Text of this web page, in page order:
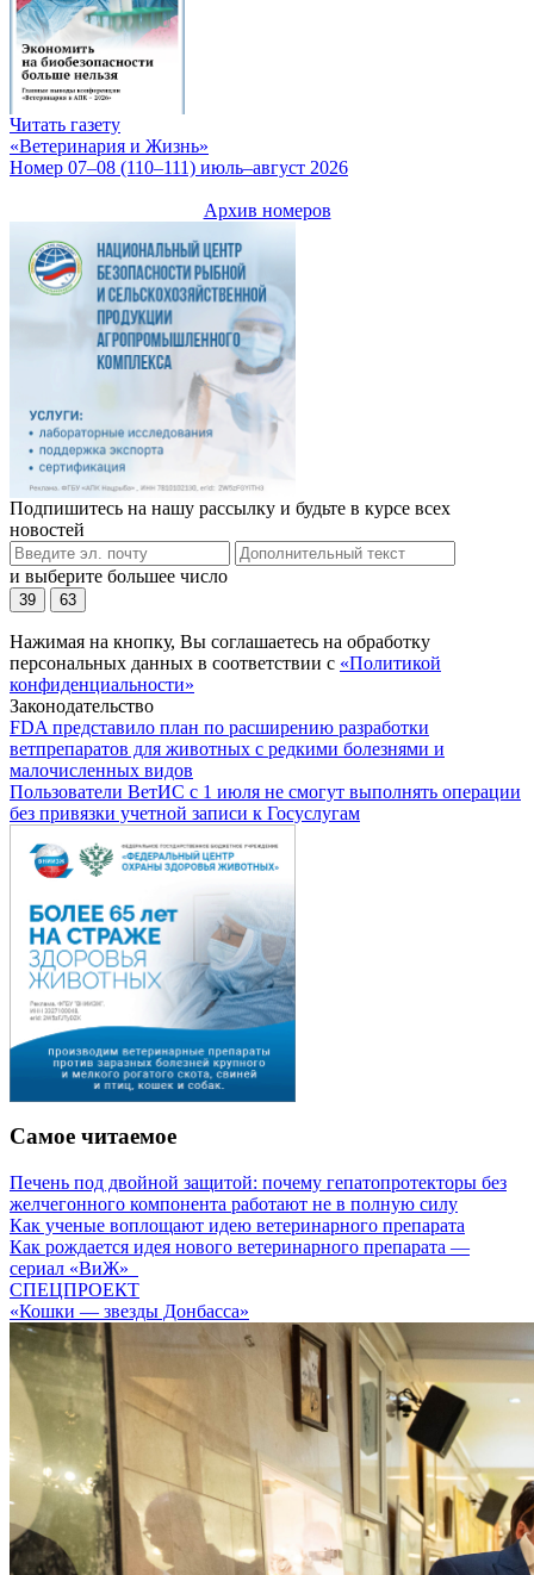
Читать газету
«Ветеринария и Жизнь»
Номер 07–08 (110–111) июль–август 2026
Архив номеров
Подпишитесь на нашу рассылку и будьте в курсе всех
новостей
и выберите большее число
39 63
Нажимая на кнопку, Вы соглашаетесь на обработку
персональных данных в соответствии с «Политикой
конфиденциальности»
Законодательство
FDA представило план по расширению разработки
ветпрепаратов для животных с редкими болезнями и
малочисленных видов
Пользователи ВетИС с 1 июля не смогут выполнять операции
без привязки учетной записи к Госуслугам
Самое читаемое
Печень под двойной защитой: почему гепатопротекторы без
желчегонного компонента работают не в полную силу
Как ученые воплощают идею ветеринарного препарата
Как рождается идея нового ветеринарного препарата —
сериал «ВиЖ»
СПЕЦПРОЕКТ
«Кошки — звезды Донбасса»